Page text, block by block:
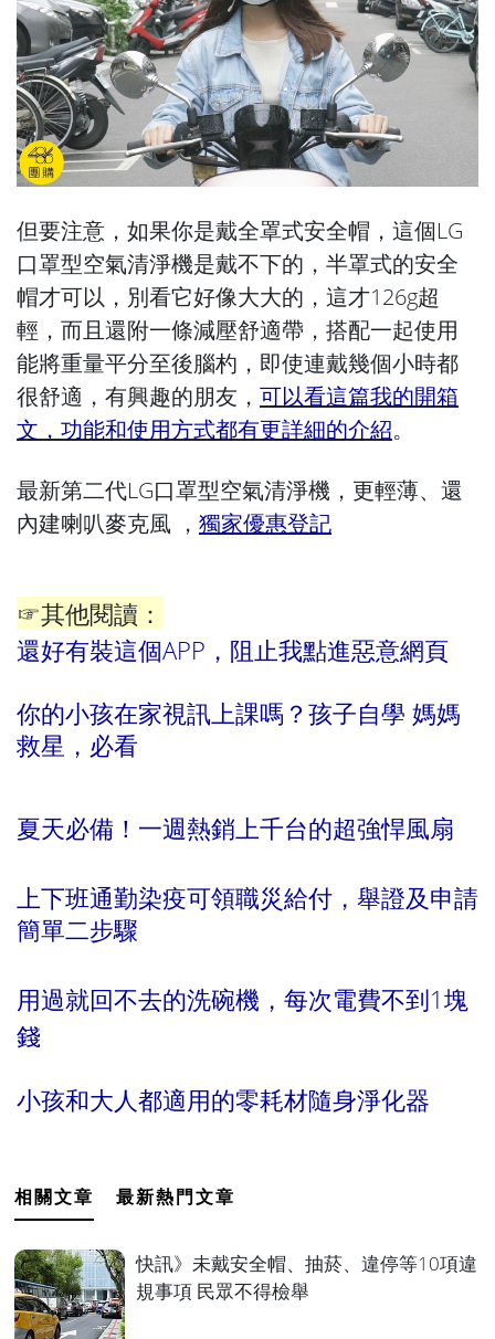
但要注意，如果你是戴全罩式安全帽，這個LG
口罩型空氣清淨機是戴不下的，半罩式的安全
帽才可以，別看它好像大大的，這才126g超
輕，而且還附一條減壓舒適帶，搭配一起使用
能將重量平分至後腦杓，即使連戴幾個小時都
很舒適，有興趣的朋友， 可以看這篇我的開箱
文，功能和使用方式都有更詳細的介紹。
最新第二代LG口罩型空氣清淨機，更輕薄、還
內建喇叭麥克風 ， 獨家優惠登記
☞其他閱讀：
還好有裝這個APP，阻止我點進惡意網頁
你的小孩在家視訊上課嗎？孩子自學 媽媽
救星，必看
夏天必備！一週熱銷上千台的超強悍風扇
上下班通勤染疫可領職災給付，舉證及申請
簡單二步驟
用過就回不去的洗碗機，每次電費不到1塊
錢
小孩和大人都適用的零耗材隨身淨化器
相關文章 最新熱門文章
快訊》未戴安全帽、抽菸、違停等10項違
規事項 民眾不得檢舉